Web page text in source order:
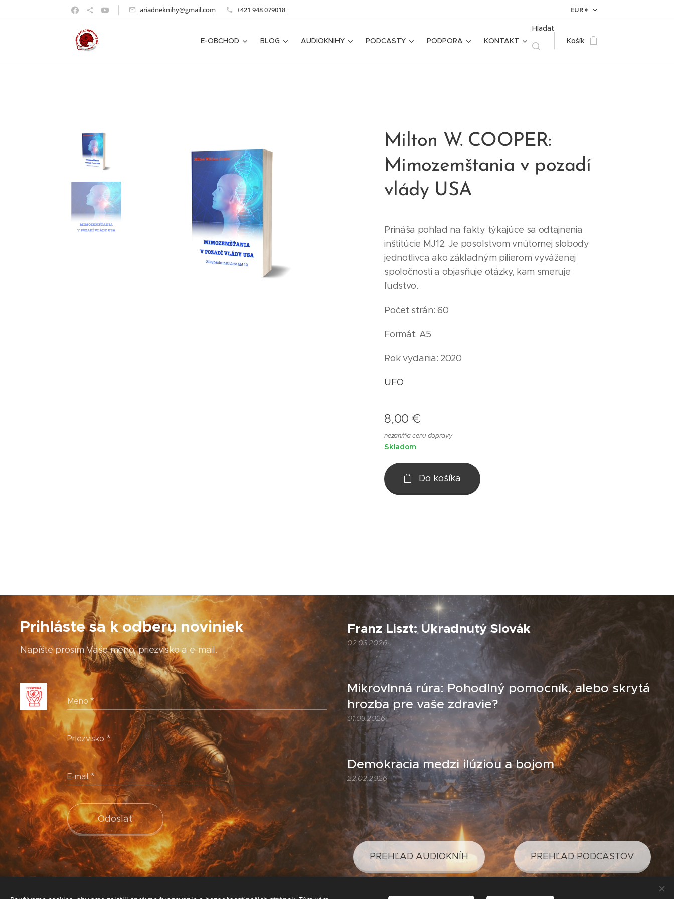
ariadneknihy@gmail.com +421 948 079018 EUR€
E-OBCHOD BLOG AUDIOKNIHY PODCASTY PODPORA KONTAKT
Hľadať
Košík
Milton W. COOPER:
Mimozemštania v pozadí
vlády USA
Prináša pohľad na fakty týkajúce sa odtajnenia
inštitúcie MJ12. Je posolstvom vnútornej slobody
jednotlivca ako základným pilierom vyváženej
spoločnosti a objasňuje otázky, kam smeruje
ľudstvo.
Počet strán: 60
Formát: A5
Rok vydania: 2020
UFO
8,00 €
nezahŕňa cenu dopravy
Skladom
Do košíka
Prihláste sa k odberu noviniek
Napíšte prosím Vaše meno, priezvisko a e-mail.
Meno
Priezvisko
E-mail
Odoslať
Franz Liszt: Ukradnutý Slovák
02.03.2026
Mikrovlnná rúra: Pohodlný pomocník, alebo skrytá
hrozba pre vaše zdravie?
01.03.2026
Demokracia medzi ilúziou a bojom
22.02.2026
PREHĽAD AUDIOKNÍH PREHĽAD PODCASTOV